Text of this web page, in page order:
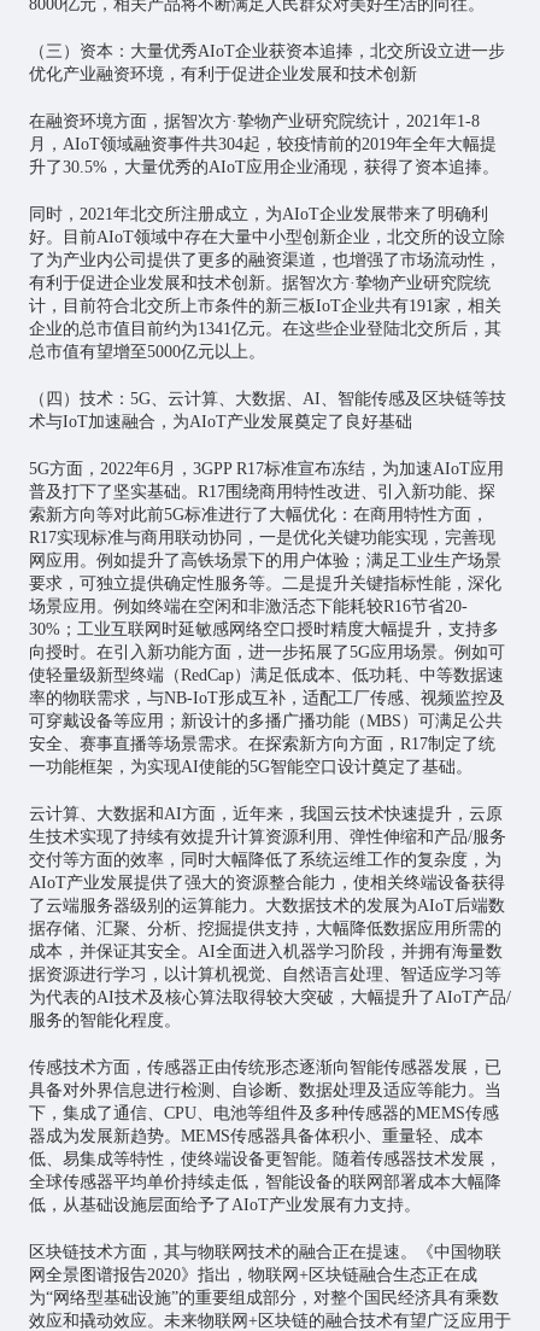
8000亿元，相关产品将不断满足人民群众对美好生活的向往。
（三）资本：大量优秀AIoT企业获资本追捧，北交所设立进一步
优化产业融资环境，有利于促进企业发展和技术创新
在融资环境方面，据智次方·挚物产业研究院统计，2021年1-8
月，AIoT领域融资事件共304起，较疫情前的2019年全年大幅提
升了30.5%， 大量优秀的AIoT应用企业涌现，获得了资本追捧。
同时，2021年北交所注册成立，为AIoT企业发展带来了明确利
好。目前AIoT领域中存在大量中小型创新企业，北交所的设立除
了为产业内公司提供了更多的融资渠道，也增强了市场流动性，
有利于促进企业发展和技术创新。据智次方·挚物产业研究院统
计，目前符合北交所上市条件的新三板IoT企业共有191家，相关
企业的总市值目前约为1341亿元。在这些企业登陆北交所后，其
总市值有望增至5000亿元以上。
（四）技术： 5G、云计算、大数据、AI、智能传感及区块链等技
术与IoT加速融合，为AIoT产业发展奠定了良好基础
5G方面，2022年6月，3GPP R17标准宣布冻结，为加速AIoT应用
普及打下了坚实基础。R17围绕商用特性改进、引入新功能、探
索新方向等对此前5G标准进行了大幅优化：在商用特性方面，
R17实现标准与商用联动协同，一是优化关键功能实现，完善现
网应用。例如提升了高铁场景下的用户体验；满足工业生产场景
要求，可独立提供确定性服务等。二是提升关键指标性能，深化
场景应用。例如终端在空闲和非激活态下能耗较R16节省20-
30%；工业互联网时延敏感网络空口授时精度大幅提升，支持多
向授时。在引入新功能方面，进一步拓展了5G应用场景。例如可
使轻量级新型终端（RedCap）满足低成本、低功耗、中等数据速
率的物联需求，与NB-IoT形成互补，适配工厂传感、视频监控及
可穿戴设备等应用；新设计的多播广播功能（MBS）可满足公共
安全、赛事直播等场景需求。在探索新方向方面，R17制定了统
一功能框架，为实现AI使能的5G智能空口设计奠定了基础。
云计算、大数据和AI方面，近年来，我国云技术快速提升，云原
生技术实现了持续有效提升计算资源利用、弹性伸缩和产品/服务
交付等方面的效率，同时大幅降低了系统运维工作的复杂度，为
AIoT产业发展提供了强大的资源整合能力，使相关终端设备获得
了云端服务器级别的运算能力。大数据技术的发展为AIoT后端数
据存储、汇聚、分析、挖掘提供支持，大幅降低数据应用所需的
成本，并保证其安全。AI全面进入机器学习阶段，并拥有海量数
据资源进行学习，以计算机视觉、自然语言处理、智适应学习等
为代表的AI技术及核心算法取得较大突破，大幅提升了AIoT产品/
服务的智能化程度。
传感技术方面，传感器正由传统形态逐渐向智能传感器发展，已
具备对外界信息进行检测、自诊断、数据处理及适应等能力。当
下，集成了通信、CPU、电池等组件及多种传感器的MEMS传感
器成为发展新趋势。MEMS传感器具备体积小、重量轻、成本
低、易集成等特性，使终端设备更智能。随着传感器技术发展，
全球传感器平均单价持续走低，智能设备的联网部署成本大幅降
低，从基础设施层面给予了AIoT产业发展有力支持。
区块链技术方面，其与物联网技术的融合正在提速。《中国物联
网全景图谱报告2020》指出，物联网+区块链融合生态正在成
为“网络型基础设施”的重要组成部分，对整个国民经济具有乘数
效应和撬动效应。未来物联网+区块链的融合技术有望广泛应用于